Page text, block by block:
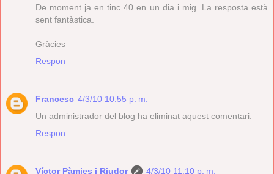
De moment ja en tinc 40 en un dia i mig. La resposta està
sent fantàstica.
Gràcies
Respon
Francesc 4/3/10 10:55 p. m.
Un administrador del blog ha eliminat aquest comentari.
Respon
Víctor Pàmies i Riudor
4/3/10 11:10 p. m.